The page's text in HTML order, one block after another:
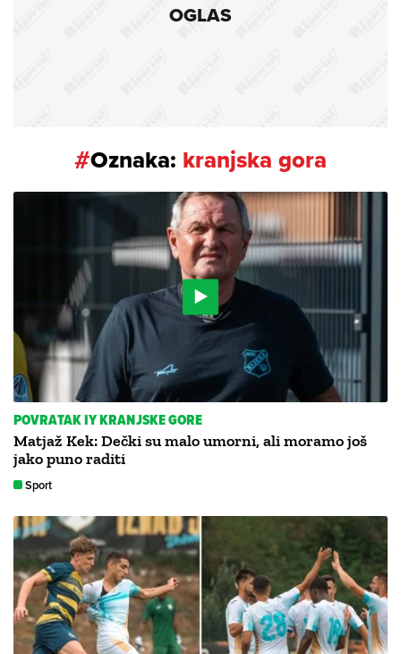
OGLAS
#Oznaka: kranjska gora
POVRATAK IY KRANJSKE GORE
Matjaž Kek: Dečki su malo umorni, ali moramo još
jako puno raditi
Sport